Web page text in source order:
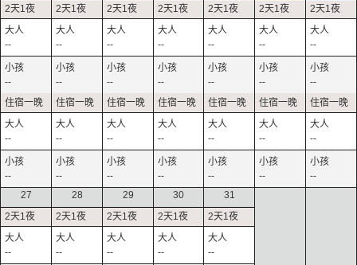
--
--
--
--
--
--
--
--
--
--
--
--
--
--
--
--
--
--
--
--
--
--
--
--
--
--
--
--
27
--
28
--
29
--
30
--
31
--